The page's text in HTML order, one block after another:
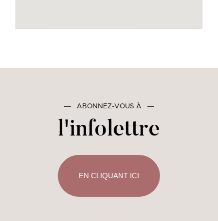
― ABONNEZ-VOUS À ―
l'infolettre
EN CLIQUANT ICI